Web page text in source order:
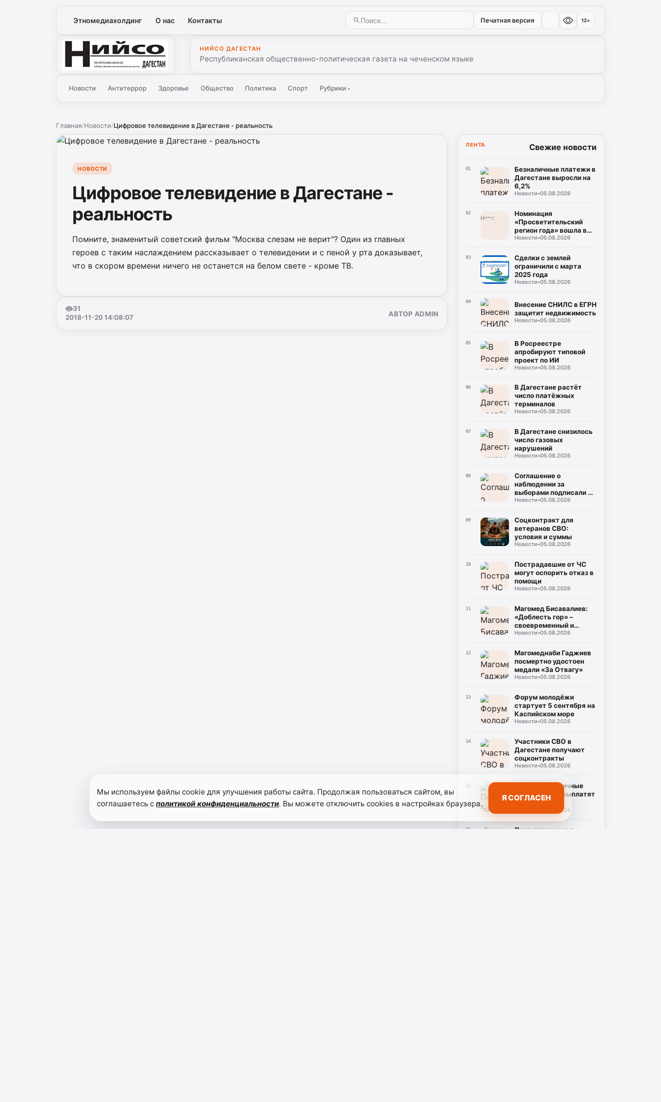
Этномедиахолдинг О нас Контакты Печатная версия 12+
Нийсо
НИЙСО ДАГЕСТАН
Республиканская общественно-политическая газета на чеченском языке
Новости Антитеррор Здоровье Общество Политика Спорт Рубрики ▾
Главная/Новости/Цифровое телевидение в Дагестане - реальность
НОВОСТИ
Цифровое телевидение в Дагестане -
реальность
Помните, знаменитый советский фильм "Москва слезам не верит"? Один из главных
героев с таким наслаждением рассказывает о телевидении и с пеной у рта доказывает,
что в скором времени ничего не останется на белом свете - кроме ТВ.
31
2018-11-20 14:08:07
АВТОР ADMIN
ЛЕНТА Свежие новости
01
Безналичные платежи в
Дагестане выросли на
6,2%
Новости•05.08.2026
02
Номинация
«Просветительский
регион года» вошла в
премию «Знание»
Новости•05.08.2026
03
Сделки с землей
ограничили с марта
2025 года
Новости•05.08.2026
04
Внесение СНИЛС в ЕГРН
защитит недвижимость
Новости•05.08.2026
05
В Росреестре
апробируют типовой
проект по ИИ
Новости•05.08.2026
06
В Дагестане растёт
число платёжных
терминалов
Новости•05.08.2026
07
В Дагестане снизилось
число газовых
нарушений
Новости•05.08.2026
08
Соглашение о
наблюдении за
выборами подписали в
Дагестане
Новости•05.08.2026
09
Соцконтракт для
ветеранов СВО:
условия и суммы
Новости•05.08.2026
10
Пострадавшие от ЧС
могут оспорить отказ в
помощи
Новости•05.08.2026
11
Магомед Бисавалиев:
«Доблесть гор» –
своевременный и
долгожданный ответ на
Новости•05.08.2026
12
Магомеднаби Гаджиев
посмертно удостоен
медали «За Отвагу»
Новости•05.08.2026
13
Форум молодёжи
стартует 5 сентября на
Каспийском море
Новости•05.08.2026
14
Участники СВО в
Дагестане получают
соцконтракты
Новости•05.08.2026
15
Первые больничные
самозанятым выплатят
в Дагестане
05.08.2026
16
Подрядчик начал
Мы используем файлы cookie для улучшения работы сайта. Продолжая пользоваться сайтом, вы
соглашаетесь сполитикой конфиденциальности. Вы можете отключить cookies в настройках браузера.
Я СОГЛАСЕН